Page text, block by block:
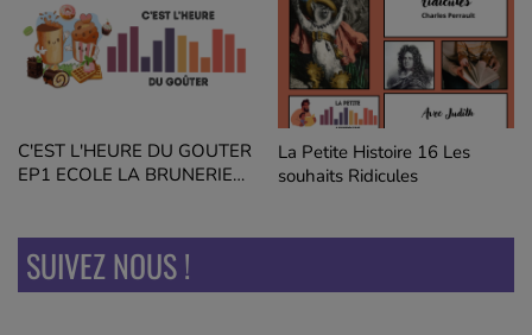
C'EST L'HEURE DU GOUTER
EP1 ECOLE LA BRUNERIE
La Petite Histoire 16 Les
souhaits Ridicules
SUIVEZ NOUS !